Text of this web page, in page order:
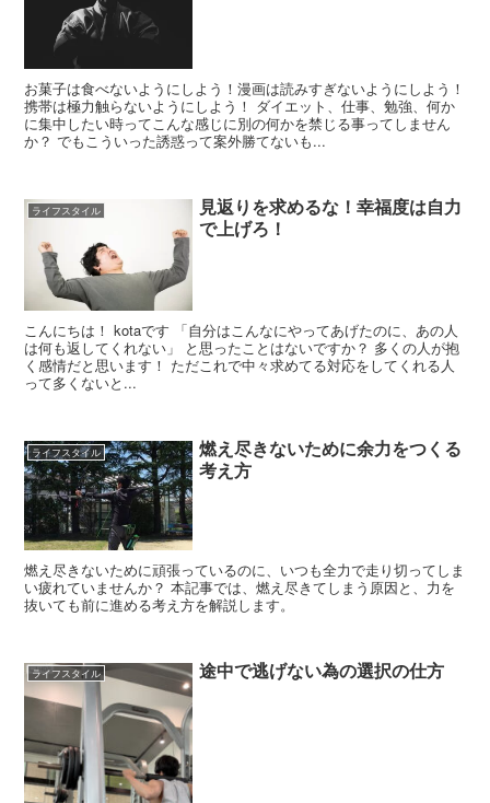
お菓子は食べないようにしよう！漫画は読みすぎないようにしよう！
携帯は極力触らないようにしよう！ ダイエット、仕事、勉強、何か
に集中したい時ってこんな感じに別の何かを禁じる事ってしません
か？ でもこういった誘惑って案外勝てないも...
ライフスタイル
見返りを求めるな！幸福度は自力
で上げろ！
こんにちは！ kotaです 「自分はこんなにやってあげたのに、あの人
は何も返してくれない」 と思ったことはないですか？ 多くの人が抱
く感情だと思います！ ただこれで中々求めてる対応をしてくれる人
って多くないと...
ライフスタイル
燃え尽きないために余力をつくる
考え方
燃え尽きないために頑張っているのに、いつも全力で走り切ってしま
い疲れていませんか？ 本記事では、燃え尽きてしまう原因と、力を
抜いても前に進める考え方を解説します。
ライフスタイル 途中で逃げない為の選択の仕方